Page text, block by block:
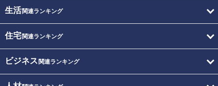
生活関連ランキング
住宅関連ランキング
ビジネス 関連ランキング